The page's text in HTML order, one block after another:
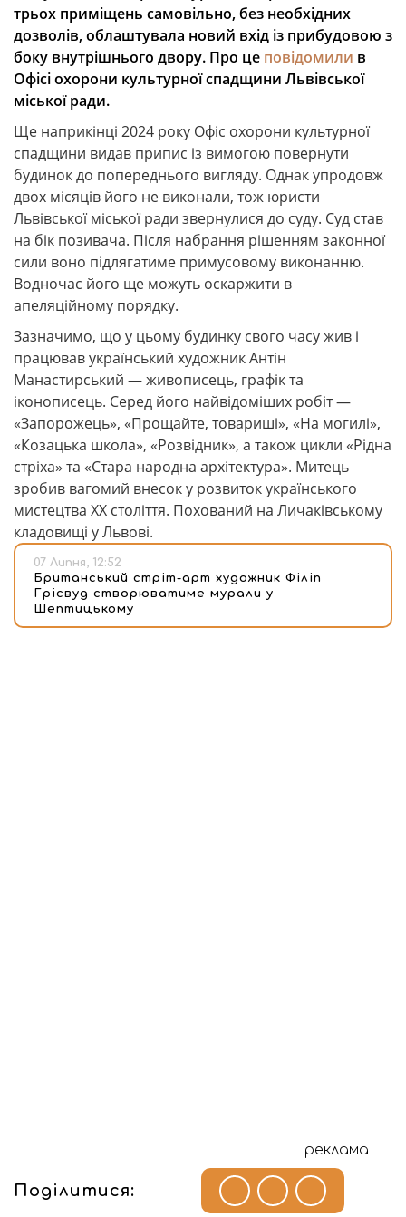
трьох приміщень самовільно, без необхідних
дозволів, облаштувала новий вхід із прибудовою з
боку внутрішнього двору. Про це повідомили в
Офісі охорони культурної спадщини Львівської
міської ради.
Ще наприкінці 2024 року Офіс охорони культурної
спадщини видав припис із вимогою повернути
будинок до попереднього вигляду. Однак упродовж
двох місяців його не виконали, тож юристи
Львівської міської ради звернулися до суду. Суд став
на бік позивача. Після набрання рішенням законної
сили воно підлягатиме примусовому виконанню.
Водночас його ще можуть оскаржити в
апеляційному порядку.
Зазначимо, що у цьому будинку свого часу жив і
працював український художник Антін
Манастирський — живописець, графік та
іконописець. Серед його найвідоміших робіт —
«Запорожець», «Прощайте, товариші», «На могилі»,
«Козацька школа», «Розвідник», а також цикли «Рідна
стріха» та «Стара народна архітектура». Митець
зробив вагомий внесок у розвиток українського
мистецтва ХХ століття. Похований на Личаківському
кладовищі у Львові.
07 Липня, 12:52
Британський стріт-арт художник Філіп
Грісвуд створюватиме мурали у
Шептицькому
реклама
Поділитися: